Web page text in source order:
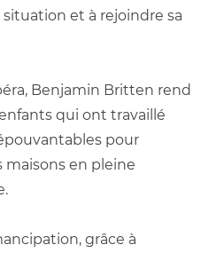
et à rejoindre sa
Benjamin Britten rend
qui ont travaillé
pour
maisons en pleine
grâce à